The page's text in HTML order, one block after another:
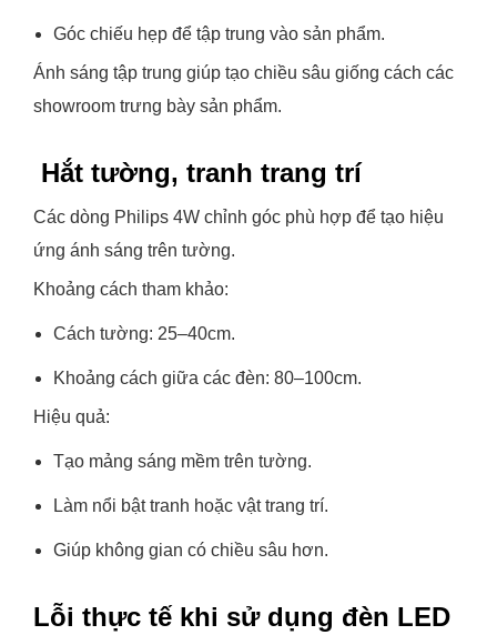
Góc chiếu hẹp để tập trung vào sản phẩm.
Ánh sáng tập trung giúp tạo chiều sâu giống cách các
showroom trưng bày sản phẩm.
Hắt tường, tranh trang trí
Các dòng Philips 4W chỉnh góc phù hợp để tạo hiệu
ứng ánh sáng trên tường.
Khoảng cách tham khảo:
Cách tường: 25–40cm.
Khoảng cách giữa các đèn: 80–100cm.
Hiệu quả:
Tạo mảng sáng mềm trên tường.
Làm nổi bật tranh hoặc vật trang trí.
Giúp không gian có chiều sâu hơn.
Lỗi thực tế khi sử dụng đèn LED